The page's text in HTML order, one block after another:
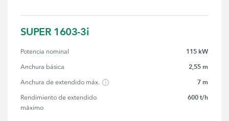
SUPER 1603-3i
Potencia nominal 115 kW
Anchura básica 2,55 m
Anchura de extendido máx. 7 m
Rendimiento de extendido
máximo
600 t/h